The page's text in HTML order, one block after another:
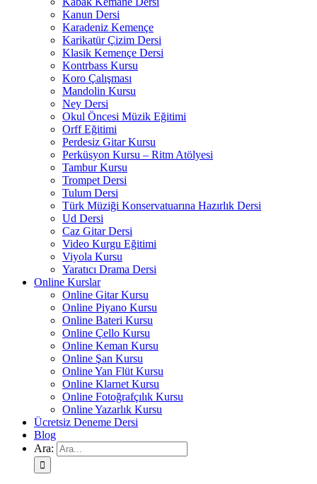
Kanun Dersi
Karadeniz Kemençe
Karikatür Çizim Dersi
Klasik Kemençe Dersi
Kontrbass Kursu
Koro Çalışması
Mandolin Kursu
Ney Dersi
Okul Öncesi Müzik Eğitimi
Orff Eğitimi
Perdesiz Gitar Kursu
Perküsyon Kursu – Ritm Atölyesi
Tambur Kursu
Trompet Dersi
Tulum Dersi
Türk Müziği Konservatuarına Hazırlık Dersi
Ud Dersi
Caz Gitar Dersi
Video Kurgu Eğitimi
Viyola Kursu
Yaratıcı Drama Dersi
Online Kurslar
Online Gitar Kursu
Online Piyano Kursu
Online Bateri Kursu
Online Çello Kursu
Online Keman Kursu
Online Şan Kursu
Online Yan Flüt Kursu
Online Klarnet Kursu
Online Fotoğrafçılık Kursu
Online Yazarlık Kursu
Ücretsiz Deneme Dersi
Blog
Ara: